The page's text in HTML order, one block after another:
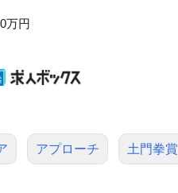
万円
アプローチ 土門拳賞